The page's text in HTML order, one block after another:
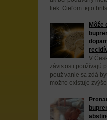
liek. Cieľom tejto
Môže
V
závislosti používajú
používanie sa zdá
možno existuje